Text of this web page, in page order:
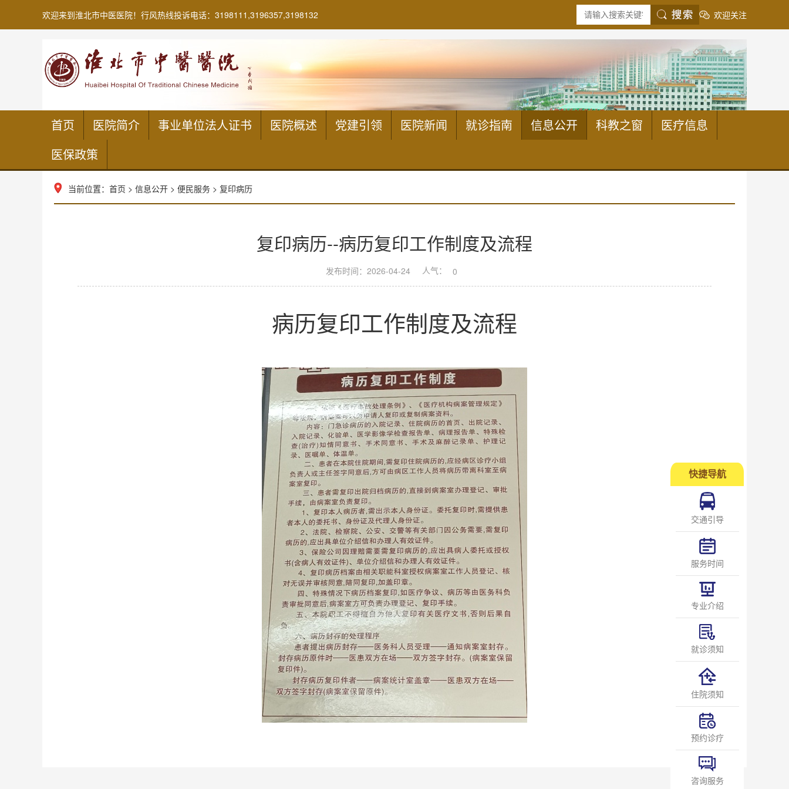
欢迎关注
欢迎来到淮北市中医医院！行风热线投诉电话：3198111,3196357,3198132
首页 医院简介 事业单位法人证书 医院概述 党建引领 医院新闻 就诊指南 信息公开 科教之窗
医疗信息
医保政策
当前位置： 首页 > 信息公开 > 便民服务 > 复印病历
复印病历--病历复印工作制度及流程
发布时间：2026-04-24 人气： 0
病历复印工作制度及流程
快捷导航
交通引导
服务时间
专业介绍
就诊须知
住院须知
预约诊疗
咨询服务